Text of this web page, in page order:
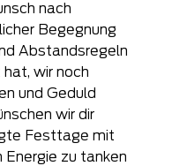
nach
Begegnung
Abstandsregeln
wir noch
und Geduld
wir dir
Festtage mit
Energie zu tanken